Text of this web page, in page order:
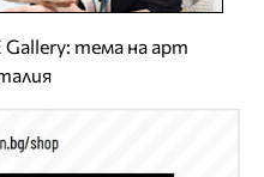
Gallery: тема на арт